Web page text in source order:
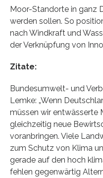
Moor-Standorte in ganz
werden sollen. So
nach Windkraft und
der Verknüpfung von
Zitate:
Bundesumwelt- und
Lemke: „Wenn
müssen wir entwässerte
gleichzeitig neue
voranbringen. Viele
zum Schutz von Klima
gerade auf den hoch
fehlen gegenwärtig